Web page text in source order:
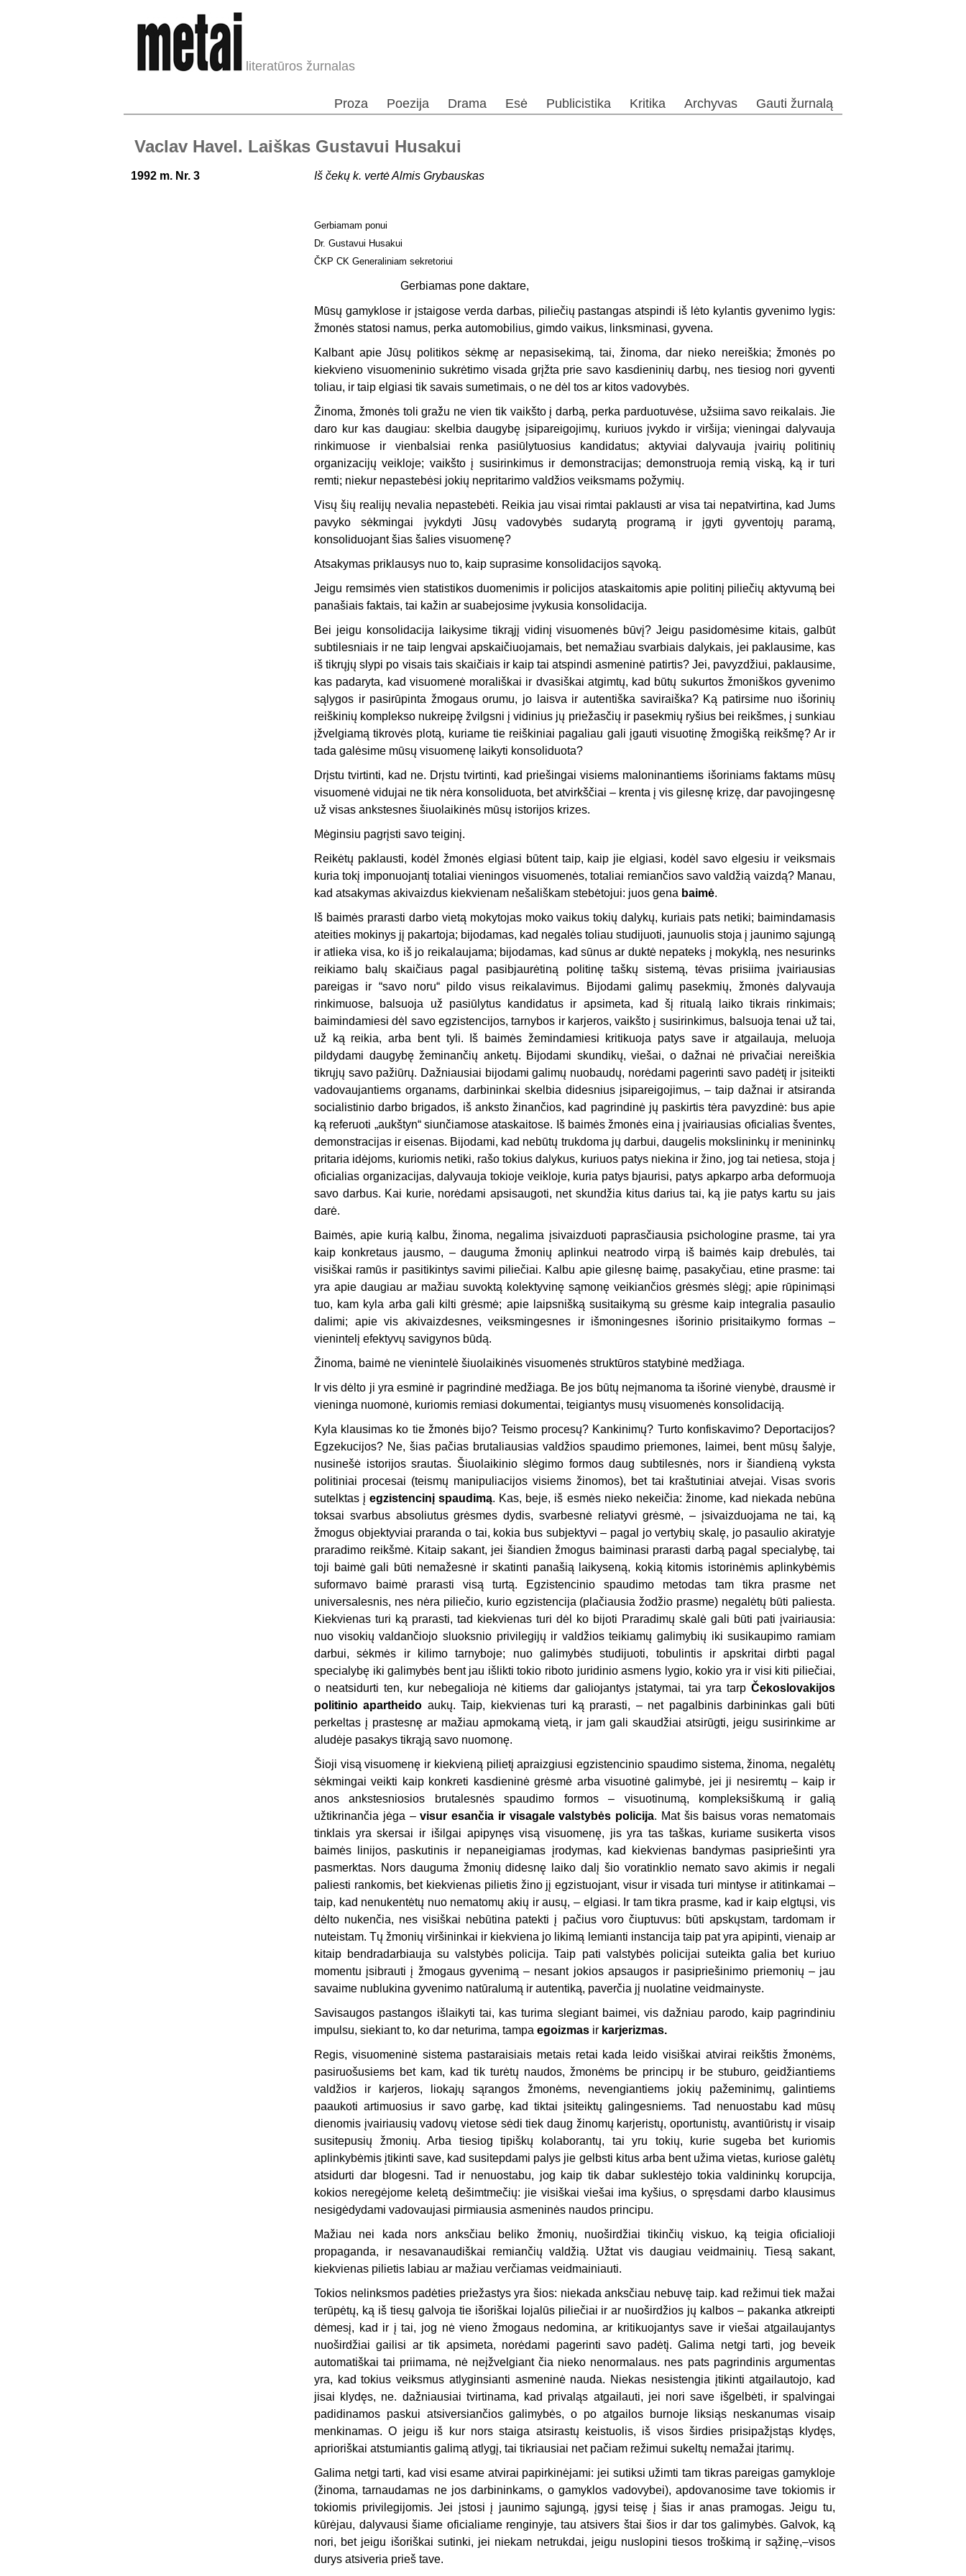
literatūros žurnalas
Proza Poezija Drama Esė Publicistika Kritika Archyvas Gauti žurnalą
Vaclav Havel. Laiškas Gustavui Husakui
1992 m. Nr. 3 Iš čekų k. vertė Almis Grybauskas
Gerbiamam ponui
Dr. Gustavui Husakui
ČKP CK Generaliniam sekretoriui
Gerbiamas pone daktare,
Mūsų gamyklose ir įstaigose verda darbas, piliečių pastangas atspindi iš lėto kylantis gyvenimo lygis:
žmonės statosi namus, perka automobilius, gimdo vaikus, linksminasi, gyvena.
Kalbant apie Jūsų politikos sėkmę ar nepasisekimą, tai, žinoma, dar nieko nereiškia; žmonės po
kiekvieno visuomeninio sukrėtimo visada grįžta prie savo kasdieninių darbų, nes tiesiog nori gyventi
toliau, ir taip elgiasi tik savais sumetimais, o ne dėl tos ar kitos vadovybės.
Žinoma, žmonės toli gražu ne vien tik vaikšto į darbą, perka parduotuvėse, užsiima savo reikalais. Jie
daro kur kas daugiau: skelbia daugybę įsipareigojimų, kuriuos įvykdo ir viršija; vieningai dalyvauja
rinkimuose ir vienbalsiai renka pasiūlytuosius kandidatus; aktyviai dalyvauja įvairių politinių
organizacijų veikloje; vaikšto į susirinkimus ir demonstracijas; demonstruoja remią viską, ką ir turi
remti; niekur nepastebėsi jokių nepritarimo valdžios veiksmams požymių.
Visų šių realijų nevalia nepastebėti. Reikia jau visai rimtai paklausti ar visa tai nepatvirtina, kad Jums
pavyko sėkmingai įvykdyti Jūsų vadovybės sudarytą programą ir įgyti gyventojų paramą,
konsoliduojant šias šalies visuomenę?
Atsakymas priklausys nuo to, kaip suprasime konsolidacijos sąvoką.
Jeigu remsimės vien statistikos duomenimis ir policijos ataskaitomis apie politinį piliečių aktyvumą bei
panašiais faktais, tai kažin ar suabejosime įvykusia konsolidacija.
Bei jeigu konsolidacija laikysime tikrąjį vidinį visuomenės būvį? Jeigu pasidomėsime kitais, galbūt
subtilesniais ir ne taip lengvai apskaičiuojamais, bet nemažiau svarbiais dalykais, jei paklausime, kas
iš tikrųjų slypi po visais tais skaičiais ir kaip tai atspindi asmeninė patirtis? Jei, pavyzdžiui, paklausime,
kas padaryta, kad visuomenė morališkai ir dvasiškai atgimtų, kad būtų sukurtos žmoniškos gyvenimo
sąlygos ir pasirūpinta žmogaus orumu, jo laisva ir autentiška saviraiška? Ką patirsime nuo išorinių
reiškinių komplekso nukreipę žvilgsni į vidinius jų priežasčių ir pasekmių ryšius bei reikšmes, į sunkiau
įžvelgiamą tikrovės plotą, kuriame tie reiškiniai pagaliau gali įgauti visuotinę žmogišką reikšmę? Ar ir
tada galėsime mūsų visuomenę laikyti konsoliduota?
Drįstu tvirtinti, kad ne. Drįstu tvirtinti, kad priešingai visiems maloninantiems išoriniams faktams mūsų
visuomenė vidujai ne tik nėra konsoliduota, bet atvirkščiai – krenta į vis gilesnę krizę, dar pavojingesnę
už visas ankstesnes šiuolaikinės mūsų istorijos krizes.
Mėginsiu pagrįsti savo teiginį.
Reikėtų paklausti, kodėl žmonės elgiasi būtent taip, kaip jie elgiasi, kodėl savo elgesiu ir veiksmais
kuria tokį imponuojantį totaliai vieningos visuomenės, totaliai remiančios savo valdžią vaizdą? Manau,
kad atsakymas akivaizdus kiekvienam nešališkam stebėtojui: juos gena baimė.
Iš baimės prarasti darbo vietą mokytojas moko vaikus tokių dalykų, kuriais pats netiki; baimindamasis
ateities mokinys jį pakartoja; bijodamas, kad negalės toliau studijuoti, jaunuolis stoja į jaunimo sąjungą
ir atlieka visa, ko iš jo reikalaujama; bijodamas, kad sūnus ar duktė nepateks į mokyklą, nes nesurinks
reikiamo balų skaičiaus pagal pasibjaurėtiną politinę taškų sistemą, tėvas prisiima įvairiausias
pareigas ir “savo noru“ pildo visus reikalavimus. Bijodami galimų pasekmių, žmonės dalyvauja
rinkimuose, balsuoja už pasiūlytus kandidatus ir apsimeta, kad šį ritualą laiko tikrais rinkimais;
baimindamiesi dėl savo egzistencijos, tarnybos ir karjeros, vaikšto į susirinkimus, balsuoja tenai už tai,
už ką reikia, arba bent tyli. Iš baimės žemindamiesi kritikuoja patys save ir atgailauja, meluoja
pildydami daugybę žeminančių anketų. Bijodami skundikų, viešai, o dažnai nė privačiai nereiškia
tikrųjų savo pažiūrų. Dažniausiai bijodami galimų nuobaudų, norėdami pagerinti savo padėtį ir įsiteikti
vadovaujantiems organams, darbininkai skelbia didesnius įsipareigojimus, – taip dažnai ir atsiranda
socialistinio darbo brigados, iš anksto žinančios, kad pagrindinė jų paskirtis tėra pavyzdinė: bus apie
ką referuoti „aukštyn“ siunčiamose ataskaitose. Iš baimės žmonės eina į įvairiausias oficialias šventes,
demonstracijas ir eisenas. Bijodami, kad nebūtų trukdoma jų darbui, daugelis mokslininkų ir menininkų
pritaria idėjoms, kuriomis netiki, rašo tokius dalykus, kuriuos patys niekina ir žino, jog tai netiesa, stoja į
oficialias organizacijas, dalyvauja tokioje veikloje, kuria patys bjaurisi, patys apkarpo arba deformuoja
savo darbus. Kai kurie, norėdami apsisaugoti, net skundžia kitus darius tai, ką jie patys kartu su jais
darė.
Baimės, apie kurią kalbu, žinoma, negalima įsivaizduoti paprasčiausia psichologine prasme, tai yra
kaip konkretaus jausmo, – dauguma žmonių aplinkui neatrodo virpą iš baimės kaip drebulės, tai
visiškai ramūs ir pasitikintys savimi piliečiai. Kalbu apie gilesnę baimę, pasakyčiau, etine prasme: tai
yra apie daugiau ar mažiau suvoktą kolektyvinę sąmonę veikiančios grėsmės slėgį; apie rūpinimąsi
tuo, kam kyla arba gali kilti grėsmė; apie laipsnišką susitaikymą su grėsme kaip integralia pasaulio
dalimi; apie vis akivaizdesnes, veiksmingesnes ir išmoningesnes išorinio prisitaikymo formas –
vienintelį efektyvų savigynos būdą.
Žinoma, baimė ne vienintelė šiuolaikinės visuomenės struktūros statybinė medžiaga.
Ir vis dėlto ji yra esminė ir pagrindinė medžiaga. Be jos būtų neįmanoma ta išorinė vienybė, drausmė ir
vieninga nuomonė, kuriomis remiasi dokumentai, teigiantys musų visuomenės konsolidaciją.
Kyla klausimas ko tie žmonės bijo? Teismo procesų? Kankinimų? Turto konfiskavimo? Deportacijos?
Egzekucijos? Ne, šias pačias brutaliausias valdžios spaudimo priemones, laimei, bent mūsų šalyje,
nusinešė istorijos srautas. Šiuolaikinio slėgimo formos daug subtilesnės, nors ir šiandieną vyksta
politiniai procesai (teismų manipuliacijos visiems žinomos), bet tai kraštutiniai atvejai. Visas svoris
sutelktas įegzistencinį spaudimą. Kas, beje, iš esmės nieko nekeičia: žinome, kad niekada nebūna
toksai svarbus absoliutus grėsmes dydis, svarbesnė reliatyvi grėsmė, – įsivaizduojama ne tai, ką
žmogus objektyviai praranda o tai, kokia bus subjektyvi – pagal jo vertybių skalę, jo pasaulio akiratyje
praradimo reikšmė. Kitaip sakant, jei šiandien žmogus baiminasi prarasti darbą pagal specialybę, tai
toji baimė gali būti nemažesnė ir skatinti panašią laikyseną, kokią kitomis istorinėmis aplinkybėmis
suformavo baimė prarasti visą turtą. Egzistencinio spaudimo metodas tam tikra prasme net
universalesnis, nes nėra piliečio, kurio egzistencija (plačiausia žodžio prasme) negalėtų būti paliesta.
Kiekvienas turi ką prarasti, tad kiekvienas turi dėl ko bijoti Praradimų skalė gali būti pati įvairiausia:
nuo visokių valdančiojo sluoksnio privilegijų ir valdžios teikiamų galimybių iki susikaupimo ramiam
darbui, sėkmės ir kilimo tarnyboje; nuo galimybės studijuoti, tobulintis ir apskritai dirbti pagal
specialybę iki galimybės bent jau išlikti tokio riboto juridinio asmens lygio, kokio yra ir visi kiti piliečiai,
o neatsidurti ten, kur nebegalioja nė kitiems dar galiojantys įstatymai, tai yra tarp Čekoslovakijos
politinio apartheido aukų. Taip, kiekvienas turi ką prarasti, – net pagalbinis darbininkas gali būti
perkeltas į prastesnę ar mažiau apmokamą vietą, ir jam gali skaudžiai atsirūgti, jeigu susirinkime ar
aludėje pasakys tikrąją savo nuomonę.
Šioji visą visuomenę ir kiekvieną pilietį apraizgiusi egzistencinio spaudimo sistema, žinoma, negalėtų
sėkmingai veikti kaip konkreti kasdieninė grėsmė arba visuotinė galimybė, jei ji nesiremtų – kaip ir
anos ankstesniosios brutalesnės spaudimo formos – visuotinumą, kompleksiškumą ir galią
užtikrinančia jėga –visur esančia ir visagale valstybės policija. Mat šis baisus voras nematomais
tinklais yra skersai ir išilgai apipynęs visą visuomenę, jis yra tas taškas, kuriame susikerta visos
baimės linijos, paskutinis ir nepaneigiamas įrodymas, kad kiekvienas bandymas pasipriešinti yra
pasmerktas. Nors dauguma žmonių didesnę laiko dalį šio voratinklio nemato savo akimis ir negali
paliesti rankomis, bet kiekvienas pilietis žino jį egzistuojant, visur ir visada turi mintyse ir atitinkamai –
taip, kad nenukentėtų nuo nematomų akių ir ausų, – elgiasi. Ir tam tikra prasme, kad ir kaip elgtųsi, vis
dėlto nukenčia, nes visiškai nebūtina patekti į pačius voro čiuptuvus: būti apskųstam, tardomam ir
nuteistam. Tų žmonių viršininkai ir kiekviena jo likimą lemianti instancija taip pat yra apipinti, vienaip ar
kitaip bendradarbiauja su valstybės policija. Taip pati valstybės policijai suteikta galia bet kuriuo
momentu įsibrauti į žmogaus gyvenimą – nesant jokios apsaugos ir pasipriešinimo priemonių – jau
savaime nublukina gyvenimo natūralumą ir autentiką, paverčia jį nuolatine veidmainyste.
Savisaugos pastangos išlaikyti tai, kas turima slegiant baimei, vis dažniau parodo, kaip pagrindiniu
impulsu, siekiant to, ko dar neturima, tampa egoizmas ir karjerizmas.
Regis, visuomeninė sistema pastaraisiais metais retai kada leido visiškai atvirai reikštis žmonėms,
pasiruošusiems bet kam, kad tik turėtų naudos, žmonėms be principų ir be stuburo, geidžiantiems
valdžios ir karjeros, liokajų sąrangos žmonėms, nevengiantiems jokių pažeminimų, galintiems
paaukoti artimuosius ir savo garbę, kad tiktai įsiteiktų galingesniems. Tad nenuostabu kad mūsų
dienomis įvairiausių vadovų vietose sėdi tiek daug žinomų karjeristų, oportunistų, avantiūristų ir visaip
susitepusių žmonių. Arba tiesiog tipiškų kolaborantų, tai yru tokių, kurie sugeba bet kuriomis
aplinkybėmis įtikinti save, kad susitepdami palys jie gelbsti kitus arba bent užima vietas, kuriose galėtų
atsidurti dar blogesni. Tad ir nenuostabu, jog kaip tik dabar suklestėjo tokia valdininkų korupcija,
kokios neregėjome keletą dešimtmečių: jie visiškai viešai ima kyšius, o spręsdami darbo klausimus
nesigėdydami vadovaujasi pirmiausia asmeninės naudos principu.
Mažiau nei kada nors anksčiau beliko žmonių, nuoširdžiai tikinčių viskuo, ką teigia oficialioji
propaganda, ir nesavanaudiškai remiančių valdžią. Užtat vis daugiau veidmainių. Tiesą sakant,
kiekvienas pilietis labiau ar mažiau verčiamas veidmainiauti.
Tokios nelinksmos padėties priežastys yra šios: niekada anksčiau nebuvę taip. kad režimui tiek mažai
terūpėtų, ką iš tiesų galvoja tie išoriškai lojalūs piliečiai ir ar nuoširdžios jų kalbos – pakanka atkreipti
dėmesį, kad ir į tai, jog nė vieno žmogaus nedomina, ar kritikuojantys save ir viešai atgailaujantys
nuoširdžiai gailisi ar tik apsimeta, norėdami pagerinti savo padėtį. Galima netgi tarti, jog beveik
automatiškai tai priimama, nė neįžvelgiant čia nieko nenormalaus. nes pats pagrindinis argumentas
yra, kad tokius veiksmus atlyginsianti asmeninė nauda. Niekas nesistengia įtikinti atgailautojo, kad
jisai klydęs, ne. dažniausiai tvirtinama, kad privaląs atgailauti, jei nori save išgelbėti, ir spalvingai
padidinamos paskui atsiversiančios galimybės, o po atgailos burnoje liksiąs neskanumas visaip
menkinamas. O jeigu iš kur nors staiga atsirastų keistuolis, iš visos širdies prisipažįstąs klydęs,
aprioriškai atstumiantis galimą atlygį, tai tikriausiai net pačiam režimui sukeltų nemažai įtarimų.
Galima netgi tarti, kad visi esame atvirai papirkinėjami: jei sutiksi užimti tam tikras pareigas gamykloje
(žinoma, tarnaudamas ne jos darbininkams, o gamyklos vadovybei), apdovanosime tave tokiomis ir
tokiomis privilegijomis. Jei įstosi į jaunimo sąjungą, įgysi teisę į šias ir anas pramogas. Jeigu tu,
kūrėjau, dalyvausi šiame oficialiame renginyje, tau atsivers štai šios ir dar tos galimybės. Galvok, ką
nori, bet jeigu išoriškai sutinki, jei niekam netrukdai, jeigu nuslopini tiesos troškimą ir sąžinę,–visos
durys atsiveria prieš tave.